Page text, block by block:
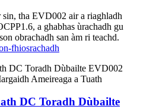
sin, tha EVD002 air a riaghladh
a ghabhas ùrachadh gu
obrachadh san àm ri teachd.
fhiosrachadh
DC Toradh Dùbailte